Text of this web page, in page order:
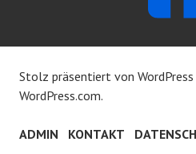
Stolz präsentiert von WordPress
WordPress.com.
ADMIN KONTAKT